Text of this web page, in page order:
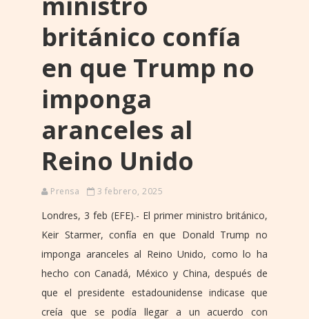
británico confía
en que Trump no
imponga
aranceles al
Reino Unido
Prensa 3 febrero, 2025
Londres, 3 feb (EFE).- El primer ministro británico,
Keir Starmer, confía en que Donald Trump no
imponga aranceles al Reino Unido, como lo ha
hecho con Canadá, México y China, después de
que el presidente estadounidense indicase que
creía que se podía llegar a un acuerdo con